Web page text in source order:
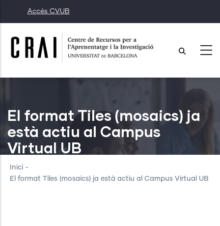
al
contingut
Accés CVUB
El format Tiles (mosaics) ja
està actiu al Campus
Virtual UB
Inici -
El format Tiles (mosaics) ja està actiu al Campus Virtual UB